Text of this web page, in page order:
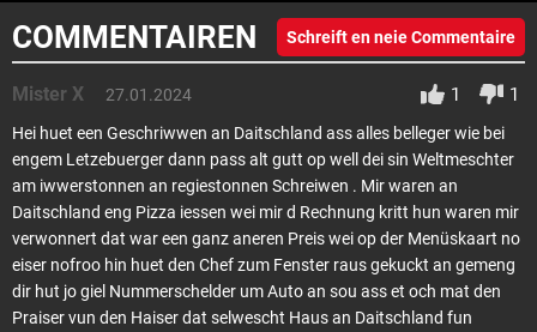
COMMENTAIREN Schreift en neie Commentaire
Mister X 27.01.2024 1 1
Hei huet een Geschriwwen an Daitschland ass alles belleger wie bei
engem Letzebuerger dann pass alt gutt op well dei sin Weltmeschter
am iwwerstonnen an regiestonnen Schreiwen . Mir waren an
Daitschland eng Pizza iessen wei mir d Rechnung kritt hun waren mir
verwonnert dat war een ganz aneren Preis wei op der Menüskaart no
eiser nofroo hin huet den Chef zum Fenster raus gekuckt an gemeng
dir hut jo giel Nummerschelder um Auto an sou ass et och mat den
Praiser vun den Haiser dat selwescht Haus an Daitschland fun